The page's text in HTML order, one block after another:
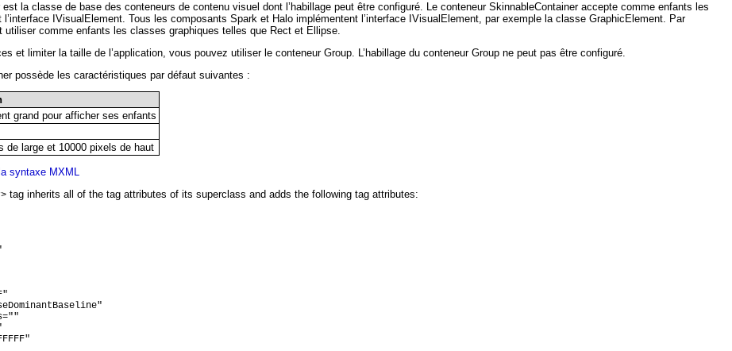
la classe de base des conteneurs de contenu visuel dont l’habillage peut être configuré. Le conteneur SkinnableContainer accepte comme enfants les
IVisualElement. Tous les composants Spark et Halo implémentent l’interface IVisualElement, par exemple la classe GraphicElement. Par
utiliser comme enfants les classes graphiques telles que Rect et Ellipse.
et limiter la taille de l’application, vous pouvez utiliser le conteneur Group. L’habillage du conteneur Group ne peut pas être configuré.
possède les caractéristiques par défaut suivantes :
grand pour afficher ses enfants
de large et 10000 pixels de haut
syntaxe MXML
tag inherits all of the tag attributes of its superclass and adds the following tag attributes: